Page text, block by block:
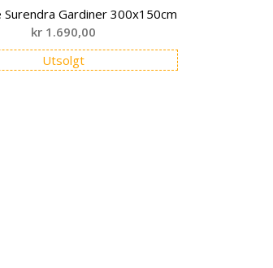
Surendra Gardiner 300x150cm
kr 1.690,00
Utsolgt